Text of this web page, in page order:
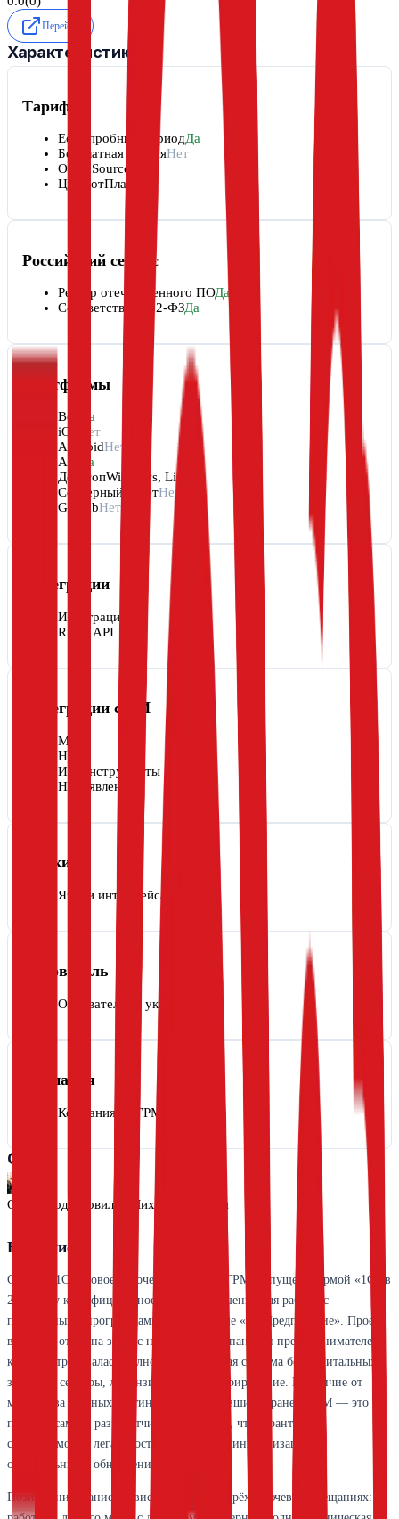
Перейти
Характеристики
Тарифы
Есть пробный периодДа
Бесплатная версияНет
Open Source
Цена отПлатный
Российский сервис
Реестр отечественного ПОДа
Соответствие 152-ФЗДа
Платформы
Веб
Да
iOS
Нет
AndroidНет
API
Да
ДесктопWindows, Linux
Серверный пакетНет
GitHubНет
Интеграции
Интеграции
REST API
Интеграции с ИИ
MCP
Нет
ИИ-инструменты
Не заявлены
Языки
Языки интерфейса
Основатель
Основатель Не указан
Компания
Компания 1С:ГРМ
Обзор
Обзор подготовил(а) Михаил Сорокин
Введение
Сервис «1С:Готовое рабочее место» (1С:ГРМ) запущен фирмой «1С» в
2013 году как официальное облачное решение для работы с
прикладными программами на платформе «1С:Предприятие». Проект
возник в ответ на запрос небольших компаний и предпринимателей,
которым требовалась полноценная учётная система без капитальных
затрат на серверы, лицензии и администрирование. В отличие от
множества частных хостингов 1С, появившихся ранее, ГРМ — это
продукт самого разработчика платформы, что гарантирует
совместимость, легальность лицензий и синхронизацию с
официальными обновлениями.
Позиционирование сервиса строится на трёх ключевых обещаниях: